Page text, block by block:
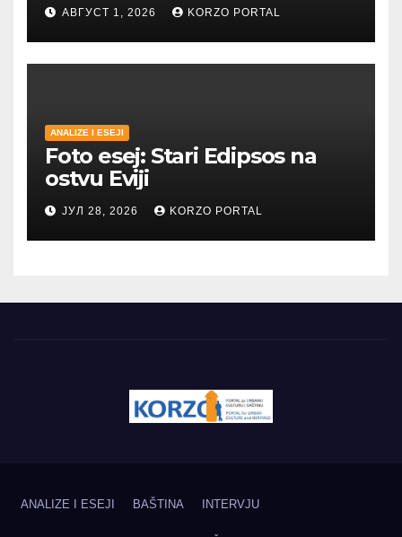
АВГУСТ 1, 2026 KORZO PORTAL
ANALIZE I ESEJI
Foto esej: Stari Edipsos na
ostvu Eviji
ЈУЛ 28, 2026 KORZO PORTAL
ANALIZE I ESEJI BAŠTINA INTERVJU